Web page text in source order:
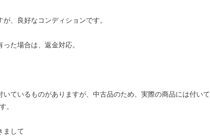
、良好なコンディションです。
た場合は、返金対応。
いているものがありますが、中古品のため、実際の商品には付いて
。
まして